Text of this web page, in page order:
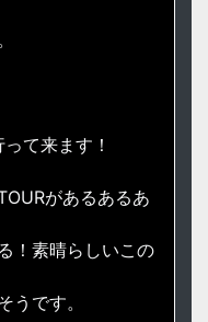
て来ます！
があるあるあ
！素晴らしいこの
うです。